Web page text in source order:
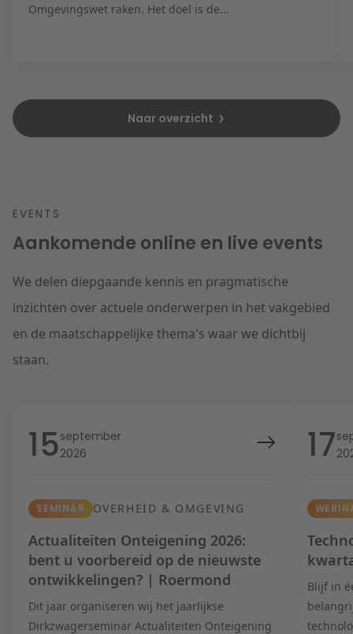
Omgevingswet raken. Het doel is de...
Naar overzicht
EVENTS
Aankomende online en live events
We delen diepgaande kennis en pragmatische
inzichten over actuele onderwerpen in het vakgebied
en de maatschappelijke thema's waar we dichtbij
staan.
15september
2026
SEMINAR OVERHEID & OMGEVING
Actualiteiten Onteigening 2026:
bent u voorbereid op de nieuwste
ontwikkelingen? | Roermond
Dit jaar organiseren wij het jaarlijkse
Dirkzwagerseminar Actualiteiten Onteigening
17
Blijf in